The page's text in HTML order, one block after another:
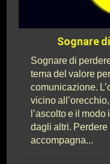
Sognare
Sognare di
tema del valore
comunicazione.
vicino
l’ascolto e il
dagli altri.
accompagna...